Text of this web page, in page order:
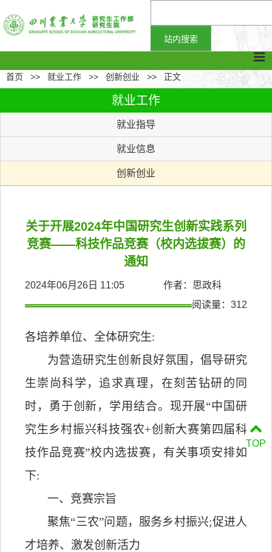
首页 >> 就业工作 >> 创新创业 >> 正文
就业工作
就业指导
就业信息
创新创业
关于开展2024年中国研究生创新实践系列
竞赛——科技作品竞赛（校内选拔赛）的
通知
2024年06月26日 11:05 作者：思政科
阅读量： 312
各培养单位、全体研究生:
为营造研究生创新良好氛围，倡导研究
生崇尚科学，追求真理，在刻苦钻研的同
时，勇于创新，学用结合。现开展“中国研
究生乡村振兴科技强农+创新大赛第四届科
技作品竞赛”校内选拔赛，有关事项安排如
下:
一、竞赛宗旨
聚焦“三农”问题，服务乡村振兴;促进人
才培养、激发创新活力
TOP